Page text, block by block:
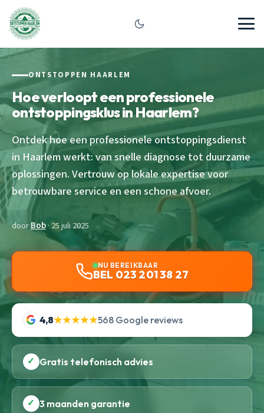
ONTSTOPPEN HAARLEM
Hoe verloopt een professionele
ontstoppingsklus in Haarlem?
Ontdek hoe een professionele ontstoppingsdienst
in Haarlem werkt: van snelle diagnose tot duurzame
oplossingen. Vertrouw op lokale expertise voor
betrouwbare service en een schone afvoer.
doorBob· 25 juli 2025
NU BEREIKBAAR
BEL 023 201 38 27
4,8★★★★★568 Google reviews
✓ Gratis telefonisch advies
✓ 3 maanden garantie